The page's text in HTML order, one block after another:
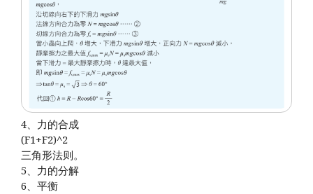
4、力的合成
(F1+F2)^2
三角形法则。
5、力的分解
6、平衡